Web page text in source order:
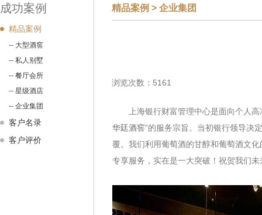
成功案例
精品案例
-- 大型酒窖
-- 私人别墅
-- 餐厅会所
-- 星级酒店
-- 企业集团
客户名录
客户评价
精品案例 > 企业集团
浏览次数：5161
上海银行财富管理中心是面向个人高
华廷酒窖”的服务宗旨。当初银行领导决
覆。我们利用葡萄酒的甘醇和葡萄酒文
专享服务，实在是一大突破！祝贺我们